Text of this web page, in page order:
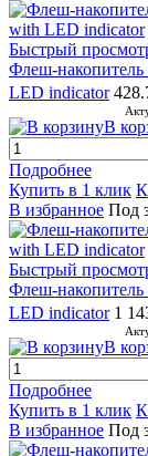
Быстрый
Флеш-
LED indicator
В
Подробнее
Купить в 1 клик
В избранное Под
Быстрый
Флеш-
LED indicator 1
В
Подробнее
Купить в 1 клик
В избранное Под